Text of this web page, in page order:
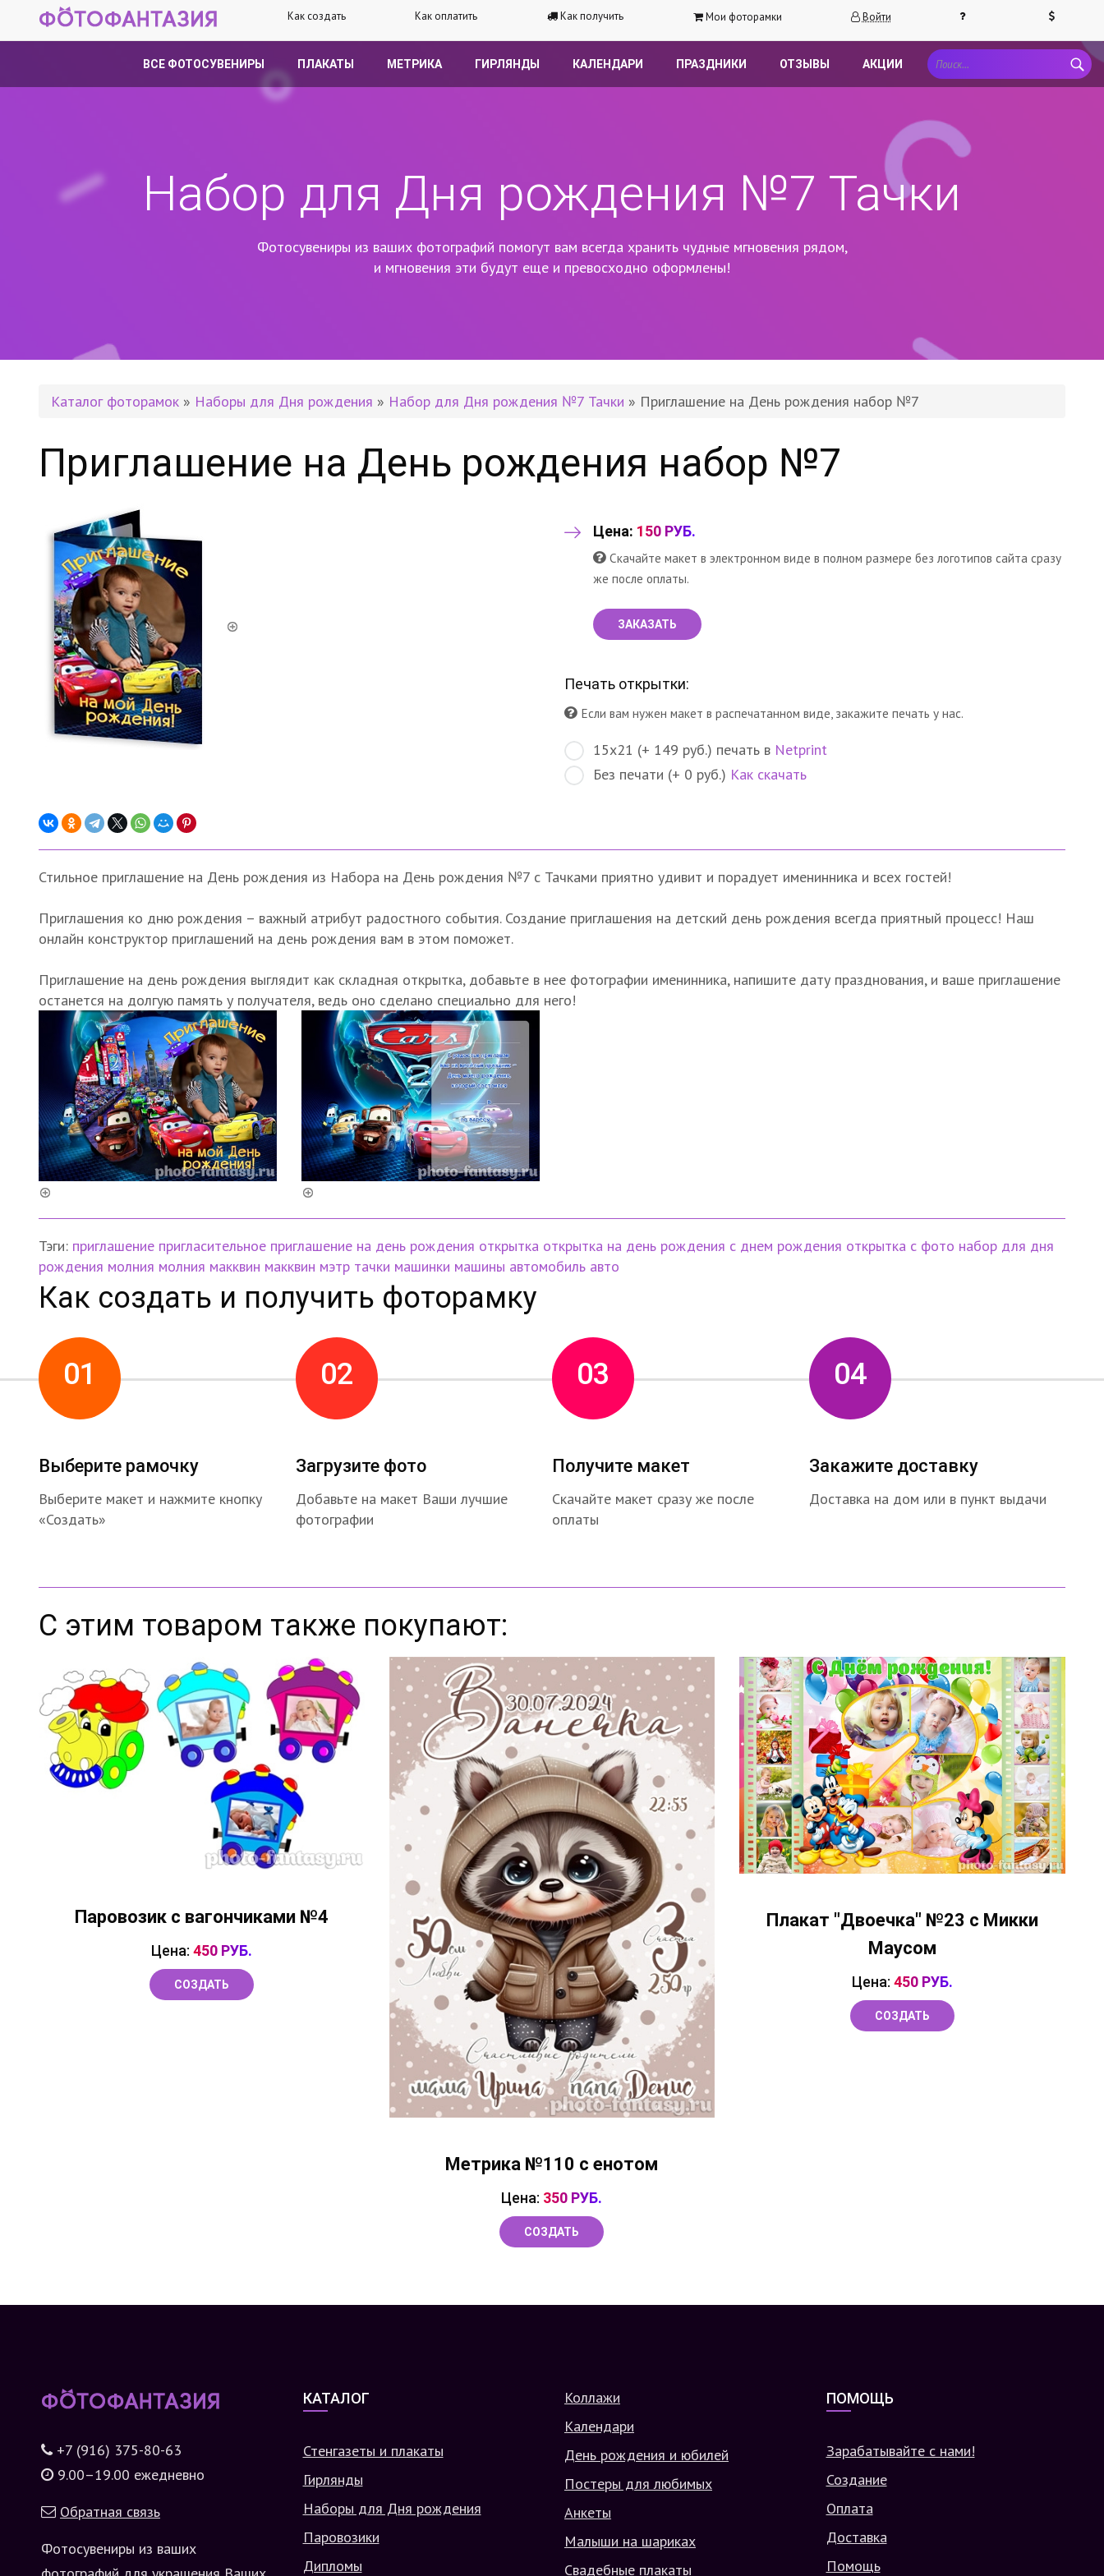
Как создать Как оплатить Как получить Мои фоторамки Войти
ВСЕ ФОТОСУВЕНИРЫ ПЛАКАТЫ МЕТРИКА ГИРЛЯНДЫ КАЛЕНДАРИ ПРАЗДНИКИ ОТЗЫВЫ АКЦИИ
Набор для Дня рождения №7 Тачки
Фотосувениры из ваших фотографий помогут вам всегда хранить чудные мгновения рядом,
и мгновения эти будут еще и превосходно оформлены!
Каталог фоторамок » Наборы для Дня рождения » Набор для Дня рождения №7 Тачки » Приглашение на День рождения набор №7
Приглашение на День рождения набор №7
Цена: 150 РУБ.
Скачайте макет в электронном виде в полном размере без логотипов сайта сразу
же после оплаты.
ЗАКАЗАТЬ
Печать открытки:
Если вам нужен макет в распечатанном виде, закажите печать у нас.
15х21 (+ 149 руб.) печать в Netprint
Без печати (+ 0 руб.) Как скачать
Стильное приглашение на День рождения из Набора на День рождения №7 с Тачками приятно удивит и порадует именинника и всех гостей!
Приглашения ко дню рождения – важный атрибут радостного события. Создание приглашения на детский день рождения всегда приятный процесс! Наш
онлайн конструктор приглашений на день рождения вам в этом поможет.
Приглашение на день рождения выглядит как складная открытка, добавьте в нее фотографии именинника, напишите дату празднования, и ваше приглашение
останется на долгую память у получателя, ведь оно сделано специально для него!
Тэги: приглашение пригласительное приглашение на день рождения открытка открытка на день рождения с днем рождения открытка с фото набор для дня
рождения молния молния макквин макквин мэтр тачки машинки машины автомобиль авто
Как создать и получить фоторамку
01
Выберите рамочку
Выберите макет и нажмите кнопку
«Создать»
02
Загрузите фото
Добавьте на макет Ваши лучшие
фотографии
03
Получите макет
Скачайте макет сразу же после
оплаты
04
Закажите доставку
Доставка на дом или в пункт выдачи
С этим товаром также покупают:
Паровозик с вагончиками №4
Цена: 450 РУБ.
СОЗДАТЬ
Метрика №110 с енотом
Цена: 350 РУБ.
СОЗДАТЬ
Плакат "Двоечка" №23 с Микки
Маусом
Цена:450 РУБ.
СОЗДАТЬ
+7 (916) 375-80-63
9.00–19.00 ежедневно
Обратная связь
Фотосувениры из ваших
КАТАЛОГ
Стенгазеты и плакаты
Гирлянды
Наборы для Дня рождения
Паровозики
Дипломы
Коллажи
Календари
День рождения и юбилей
Постеры для любимых
Анкеты
Малыши на шариках
Свадебные плакаты
ПОМОЩЬ
Зарабатывайте с нами!
Создание
Оплата
Доставка
Помощь